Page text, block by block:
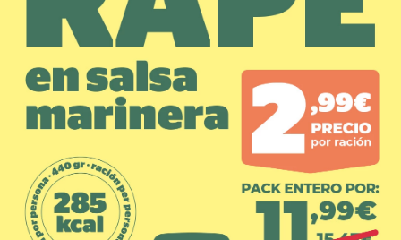
croquetas
gambon
. sushi